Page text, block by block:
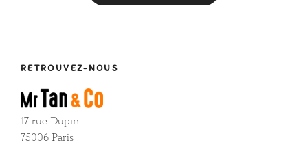
RETROUVEZ-NOUS
17 rue Dupin
75006 Paris